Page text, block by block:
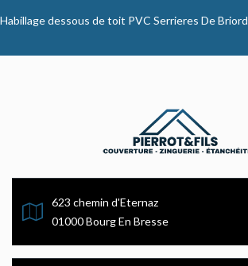
Habillage dessous de toit PVC Serrieres De Briord
623 chemin d'Eternaz
01000 Bourg En Bresse